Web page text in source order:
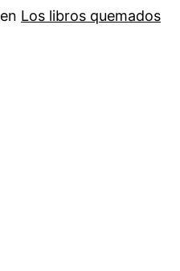
en Los libros quemados